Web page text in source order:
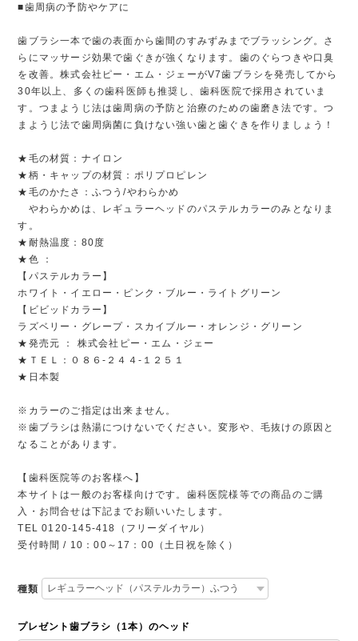
■歯周病の予防やケアに
歯ブラシ一本で歯の表面から歯間のすみずみまでブラッシング。さ
らにマッサージ効果で歯ぐきが強くなります。歯のぐらつきや口臭
を改善。株式会社ピー・エム・ジェーがV7歯ブラシを発売してから
30年以上、多くの歯科医師も推奨し、歯科医院で採用されていま
す。つまようじ法は歯周病の予防と治療のための歯磨き法です。つ
まようじ法で歯周病菌に負けない強い歯と歯ぐきを作りましょう！
★毛の材質：ナイロン
★柄・キャップの材質：ポリプロピレン
★毛のかたさ：ふつう/やわらかめ
やわらかめは、レギュラーヘッドのパステルカラーのみとなりま
す。
★耐熱温度：80度
★色 ：
【パステルカラー】
ホワイト・イエロー・ピンク・ブルー・ライトグリーン
【ビビッドカラー】
ラズベリー・グレープ・スカイブルー・オレンジ・グリーン
★発売元 ： 株式会社ピー・エム・ジェー
★ＴＥＬ：０８６-２４４-１２５１
★日本製
※カラーのご指定は出来ません。
※歯ブラシは熱湯につけないでください。変形や、毛抜けの原因と
なることがあります。
【歯科医院等のお客様へ】
本サイトは一般のお客様向けです。歯科医院様等での商品のご購
入・お問合せは下記までお願いいたします。
TEL 0120-145-418（フリーダイヤル）
受付時間 / 10：00～17：00（土日祝を除く）
種類
プレゼント歯ブラシ（1本）のヘッド